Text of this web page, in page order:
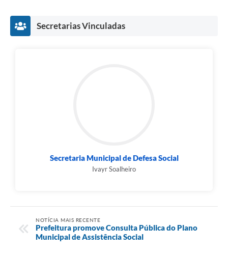
Secretarias Vinculadas
Secretaria Municipal de Defesa Social
Ivayr Soalheiro
NOTÍCIA MAIS RECENTE
Prefeitura promove Consulta Pública do Plano
Municipal de Assistência Social